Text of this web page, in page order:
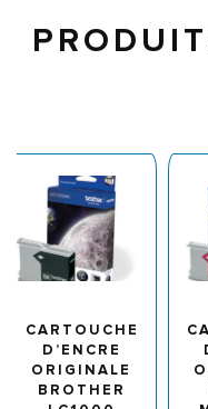
CARTOUCHE
D’ENCRE
ORIGINALE
BROTHER